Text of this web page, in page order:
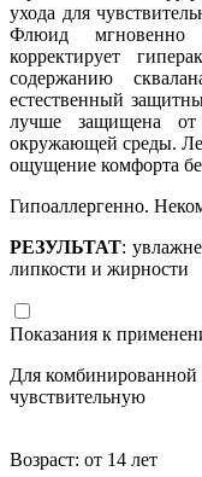
ухода для
Флюид мгновенно
корректирует
содержанию
естественный
лучше защищена от
окружающей среды.
ощущение комфорта
Гипоаллергенно.
РЕЗУЛЬТАТ:
липкости и жирности
Показания к
Для
чувствительную
Возраст: от 14 лет